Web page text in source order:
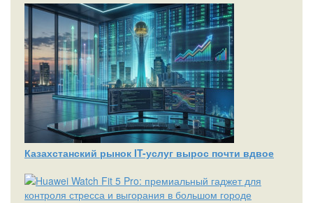
Казахстанский рынок IT-услуг вырос почти вдвое